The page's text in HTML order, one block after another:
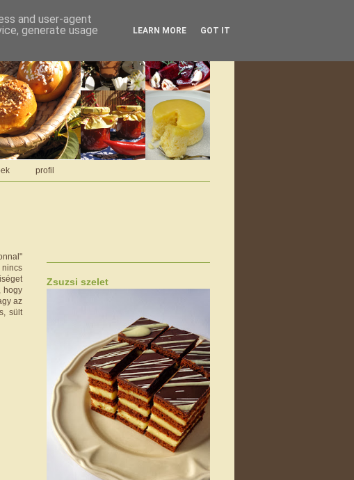
profil
hogy
az
sült
Zsuzsi szelet
and user-agent
generate usage
LEARN MORE GOT IT